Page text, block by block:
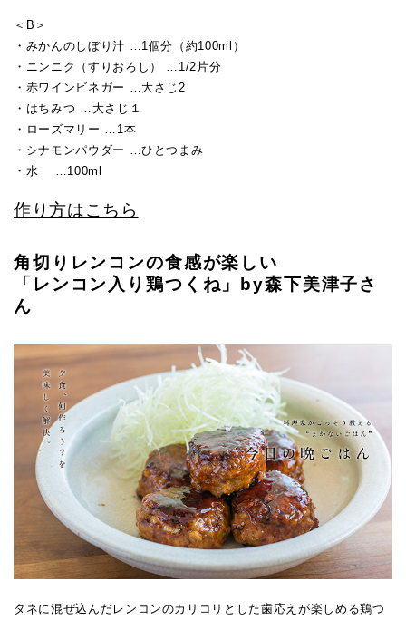
＜B＞
・みかんのしぼり汁 …1個分（約100ml）
・ニンニク（すりおろし） …1/2片分
・赤ワインビネガー …大さじ2
・はちみつ …大さじ１
・ローズマリー …1本
・シナモンパウダー …ひとつまみ
・水 …100ml
作り方はこちら
角切りレンコンの食感が楽しい
「レンコン入り鶏つくね」by森下美津子さ
ん
タネに混ぜ込んだレンコンのカリコリとした歯応えが楽しめる鶏つ